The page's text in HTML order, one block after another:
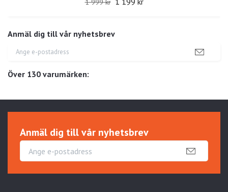
Anmäl dig till vår nyhetsbrev
Över 130 varumärken:
1 999 kr
Anmäl dig till vår nyhetsbrev